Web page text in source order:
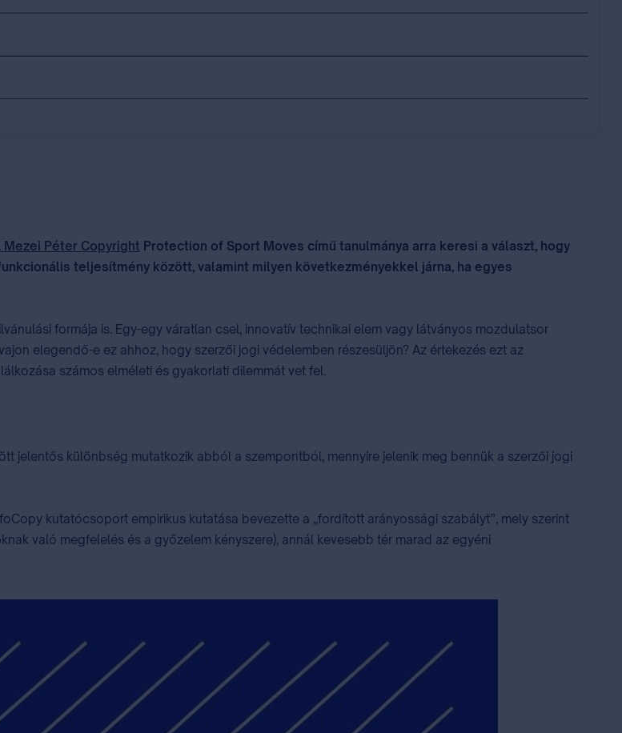
Mezei Péter Copyright Protection of Sport Moves című tanulmánya arra keresi a választ, hogy
teljesítmény között, valamint milyen következményekkel járna, ha egyes
formája is. Egy-egy váratlan csel, innovatív technikai elem vagy látványos mozdulatsor
elegendő-e ez ahhoz, hogy szerzői jogi védelemben részesüljön? Az értekezés ezt az
számos elméleti és gyakorlati dilemmát vet fel.
jelentős különbség mutatkozik abból a szempontból, mennyire jelenik meg bennük a szerzői jogi
kutatócsoport empirikus kutatása bevezette a „fordított arányossági szabályt”, mely szerint
való megfelelés és a győzelem kényszere), annál kevesebb tér marad az egyéni